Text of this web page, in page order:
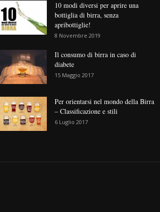
10 modi diversi per aprire una
bottiglia di birra, senza
apribottiglie!
8 Novembre 2019
Il consumo di birra in caso di
diabete
15 Maggio 2017
Per orientarsi nel mondo della Birra
– Classificazione e stili
6 Luglio 2017